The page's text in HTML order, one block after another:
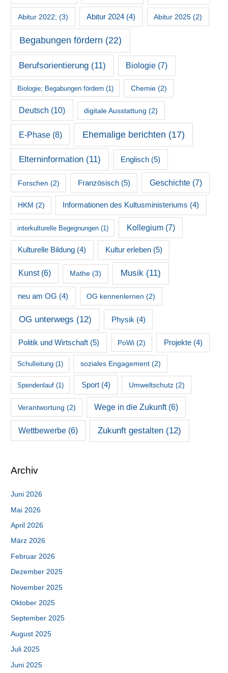
Abitur 2022; (3) Abitur 2024 (4) Abitur 2025 (2)
Begabungen fördern (22)
Berufsorientierung (11) Biologie (7)
Biologie; Begabungen fördern(1) Chemie(2)
Deutsch (10) digitale Ausstattung (2)
E-Phase(8) Ehemalige berichten (17)
Elterninformation (11) Englisch(5)
Forschen (2) Französisch(5) Geschichte(7)
HKM (2) Informationen des Kultusministeriums (4)
interkulturelle Begegnungen(1) Kollegium(7)
Kulturelle Bildung (4) Kultur erleben(5)
Kunst(6) Mathe (3) Musik (11)
neu am OG (4) OG kennenlernen (2)
OG unterwegs (12) Physik (4)
Politik und Wirtschaft(5) PoWi(2) Projekte(4)
Schulleitung(1) soziales Engagement(2)
Spendenlauf(1) Sport(4) Umweltschutz(2)
Verantwortung (2) Wege in die Zukunft(6)
Wettbewerbe (6) Zukunft gestalten (12)
Archiv
Juni 2026
Mai 2026
April 2026
März 2026
Februar 2026
Dezember 2025
November 2025
Oktober 2025
September 2025
August 2025
Juli 2025
Juni 2025